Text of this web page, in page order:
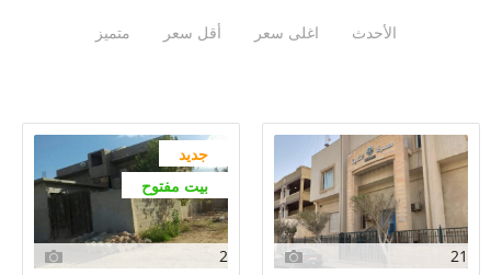
الأحدث اغلى سعر أقل سعر متميز
21
جديد
بيت مفتوح
2